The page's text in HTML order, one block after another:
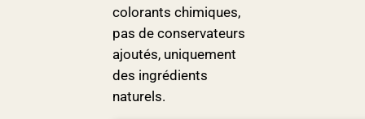
colorants chimiques,
pas de conservateurs
ajoutés, uniquement
des ingrédients
naturels.